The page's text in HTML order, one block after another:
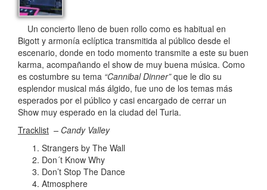
Un concierto lleno de buen rollo como es habitual en
Bigott y armonía eclíptica transmitida al público desde el
escenario, donde en todo momento transmite a este su buen
karma, acompañando el show de muy buena música. Como
es costumbre su tema “Cannibal Dinner”que le dio su
esplendor musical más álgido, fue uno de los temas más
esperados por el público y casi encargado de cerrar un
Show muy esperado en la ciudad del Turia.
Tracklist – Candy Valley
Strangers by The Wall
Don´t Know Why
Don’t Stop The Dance
Atmosphere